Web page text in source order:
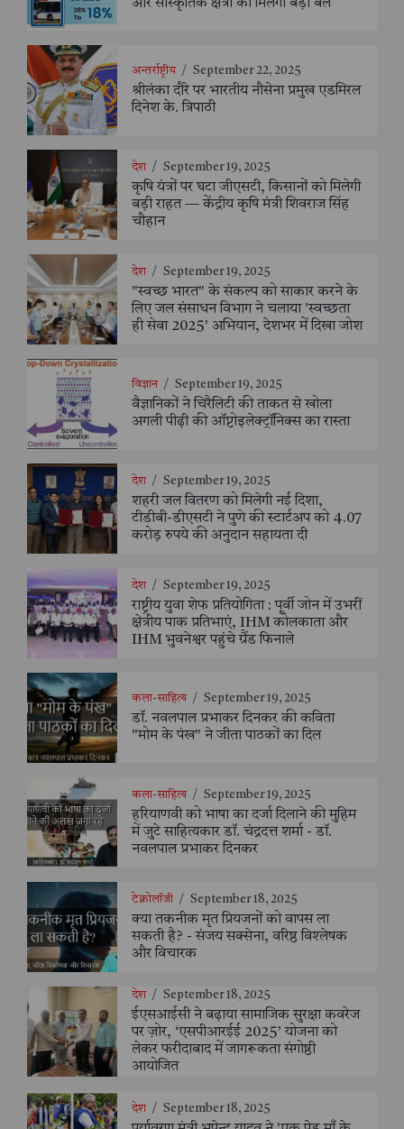
और सांस्कृतिक क्षेत्रों को मिलेगा बड़ा बल
अन्तर्राष्ट्रीय / September 22, 2025
श्रीलंका दौरे पर भारतीय नौसेना प्रमुख एडमिरल
दिनेश के. त्रिपाठी
देश / September 19, 2025
कृषि यंत्रों पर घटा जीएसटी, किसानों को मिलेगी
बड़ी राहत — केंद्रीय कृषि मंत्री शिवराज सिंह
चौहान
देश / September 19, 2025
"स्वच्छ भारत" के संकल्प को साकार करने के
लिए जल संसाधन विभाग ने चलाया 'स्वच्छता
ही सेवा 2025' अभियान, देशभर में दिखा जोश
विज्ञान / September 19, 2025
वैज्ञानिकों ने चिरैलिटी की ताकत से खोला
अगली पीढ़ी की ऑप्टोइलेक्ट्रॉनिक्स का रास्ता
देश / September 19, 2025
शहरी जल वितरण को मिलेगी नई दिशा,
टीडीबी-डीएसटी ने पुणे की स्टार्टअप को 4.07
करोड़ रुपये की अनुदान सहायता दी
देश / September 19, 2025
राष्ट्रीय युवा शेफ प्रतियोगिता : पूर्वी जोन में उभरीं
क्षेत्रीय पाक प्रतिभाएं, IHM कोलकाता और
IHM भुवनेश्वर पहुंचे ग्रैंड फिनाले
कला-साहित्य / September 19, 2025
डॉ. नवलपाल प्रभाकर दिनकर की कविता
"मोम के पंख" ने जीता पाठकों का दिल
कला-साहित्य / September 19, 2025
हरियाणवी को भाषा का दर्जा दिलाने की मुहिम
में जुटे साहित्यकार डॉ. चंद्रदत्त शर्मा - डॉ.
नवलपाल प्रभाकर दिनकर
टेक्नोलॉजी / September 18, 2025
क्या तकनीक मृत प्रियजनों को वापस ला
सकती है? - संजय सक्सेना, वरिष्ठ विश्लेषक
और विचारक
देश / September 18, 2025
ईएसआईसी ने बढ़ाया सामाजिक सुरक्षा कवरेज
पर ज़ोर, ‘एसपीआरईई 2025’ योजना को
लेकर फरीदाबाद में जागरूकता संगोष्ठी
आयोजित
देश / September 18, 2025